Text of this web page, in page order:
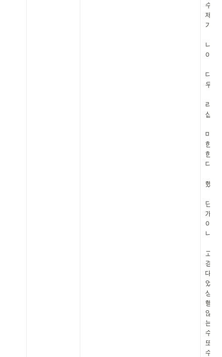
수강
제대
기결
나.
이
다.
우에
라.
십
마.
한
한
다.
했으
단될
개인
이에
니다.
고
경우
대한
었는
상의
행,
않는
는
수
또는
수